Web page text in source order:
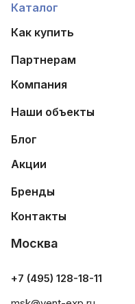
Каталог
Как купить
Партнерам
Компания
Наши объекты
Блог
Акции
Бренды
Контакты
Москва
+7 (495) 128-18-11